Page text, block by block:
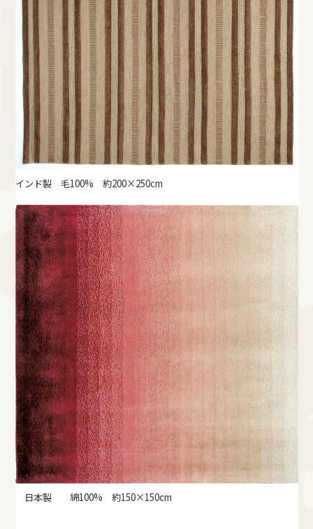
インド製 毛100% 約200×250cm
日本製 綿100% 約150×150cm